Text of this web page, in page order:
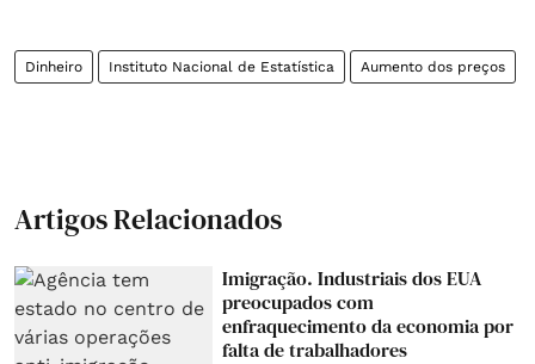
Dinheiro Instituto Nacional de Estatística Aumento dos preços
Artigos Relacionados
Imigração. Industriais dos EUA
preocupados com
enfraquecimento da economia por
falta de trabalhadores